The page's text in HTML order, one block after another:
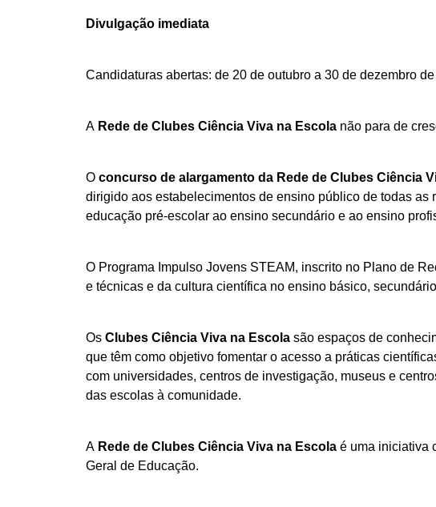
Divulgação imediata
Candidaturas abertas: de 20 de outubro a 30 de dezembro
A Rede de Clubes Ciência Viva na Escola não para de
O concurso de alargamento da Rede de Clubes Ciência
dirigido aos estabelecimentos de ensino público de todas
educação pré-escolar ao ensino secundário e ao ensino
O Programa Impulso Jovens STEAM, inscrito no Plano de
e técnicas e da cultura científica no ensino básico,
Os Clubes Ciência Viva na Escola são espaços de
que têm como objetivo fomentar o acesso a práticas
com universidades, centros de investigação, museus e
das escolas à comunidade.
A Rede de Clubes Ciência Viva na Escola é uma iniciativa
Geral de Educação.